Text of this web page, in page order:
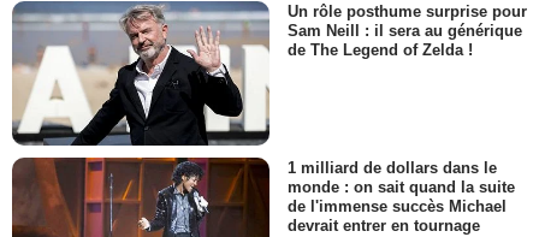
Un rôle posthume surprise pour
Sam Neill : il sera au générique
de The Legend of Zelda !
1 milliard de dollars dans le
monde : on sait quand la suite
de l'immense succès Michael
devrait entrer en tournage